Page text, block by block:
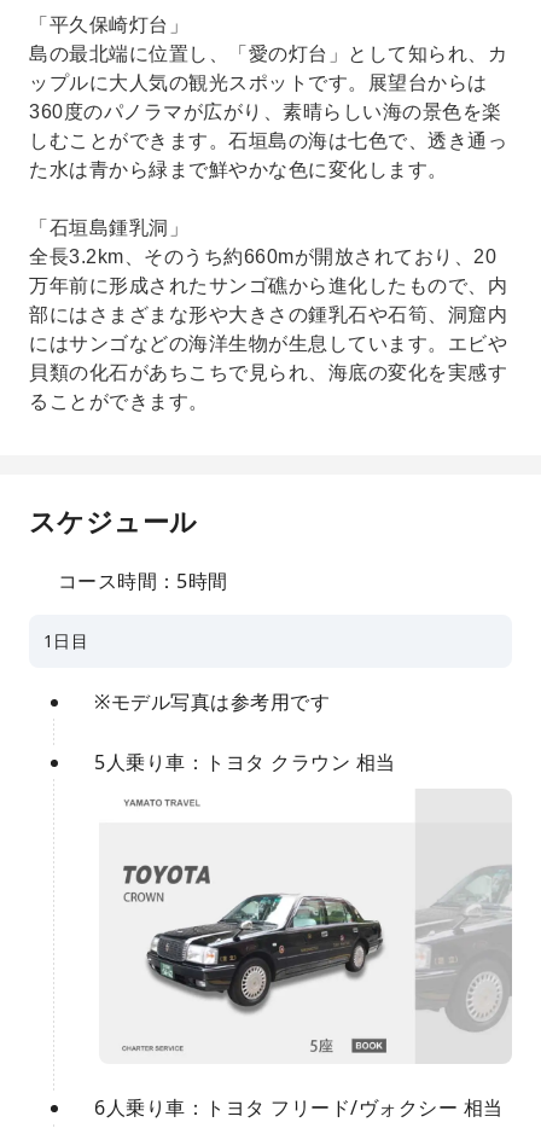
「平久保崎灯台」
島の最北端に位置し、「愛の灯台」として知られ、カ
ップルに大人気の観光スポットです。展望台からは
360度のパノラマが広がり、素晴らしい海の景色を楽
しむことができます。石垣島の海は七色で、透き通っ
た水は青から緑まで鮮やかな色に変化します。
「石垣島鍾乳洞」
全長3.2km、そのうち約660mが開放されており、20
万年前に形成されたサンゴ礁から進化したもので、内
部にはさまざまな形や大きさの鍾乳石や石筍、洞窟内
にはサンゴなどの海洋生物が生息しています。エビや
貝類の化石があちこちで見られ、海底の変化を実感す
ることができます。
スケジュール
コース時間：5時間
1日目
※モデル写真は参考用です
5人乗り車：トヨタ クラウン 相当
6人乗り車：トヨタ フリード/ヴォクシー 相当